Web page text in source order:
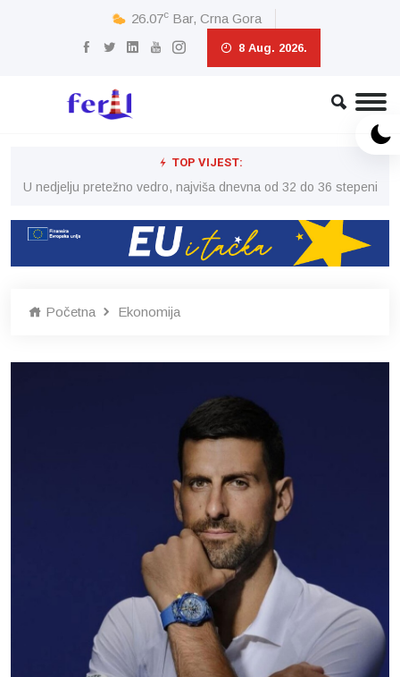
26.07c Bar, Crna Gora
8 Aug. 2026.
TOP VIJEST:
U nedjelju pretežno vedro, najviša dnevna od 32 do 36 stepeni
Početna Ekonomija